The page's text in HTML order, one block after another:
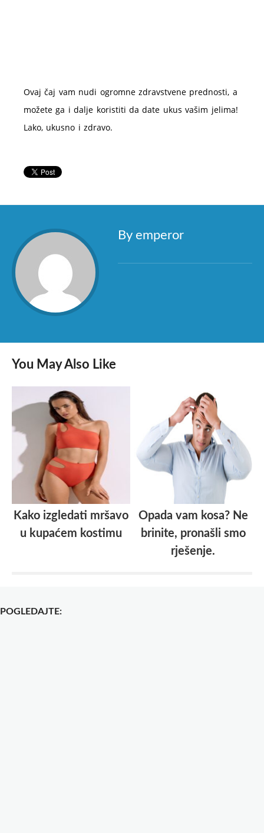
Ovaj čaj vam nudi ogromne zdravstvene prednosti, a
možete ga i dalje koristiti da date ukus vašim jelima!
Lako, ukusno i zdravo.
By emperor
You May Also Like
Kako izgledati mršavo
u kupaćem kostimu
Opada vam kosa? Ne
brinite, pronašli smo
rješenje.
POGLEDAJTE: